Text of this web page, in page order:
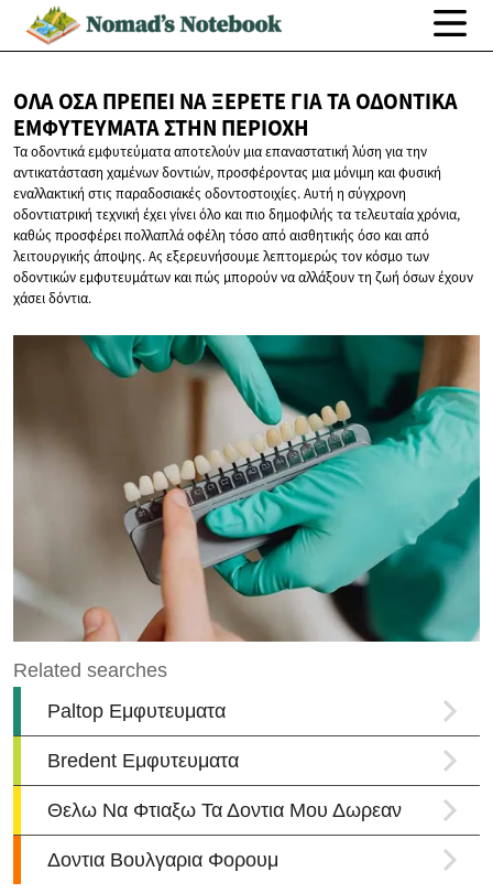
ΌΛΑ ΌΣΑ ΠΡΈΠΕΙ ΝΑ ΞΈΡΕΤΕ ΓΙΑ ΤΑ ΟΔΟΝΤΙΚΆ
ΕΜΦΥΤΕΎΜΑΤΑΣΤΗΝ ΠΕΡΙΟΧΉ
Τα οδοντικά εμφυτεύματα αποτελούν μια επαναστατική λύση για την
αντικατάσταση χαμένων δοντιών, προσφέροντας μια μόνιμη και φυσική
εναλλακτική στις παραδοσιακές οδοντοστοιχίες. Αυτή η σύγχρονη
οδοντιατρική τεχνική έχει γίνει όλο και πιο δημοφιλής τα τελευταία χρόνια,
καθώς προσφέρει πολλαπλά οφέλη τόσο από αισθητικής όσο και από
λειτουργικής άποψης. Ας εξερευνήσουμε λεπτομερώς τον κόσμο των
οδοντικών εμφυτευμάτων και πώς μπορούν να αλλάξουν τη ζωή όσων έχουν
χάσει δόντια.